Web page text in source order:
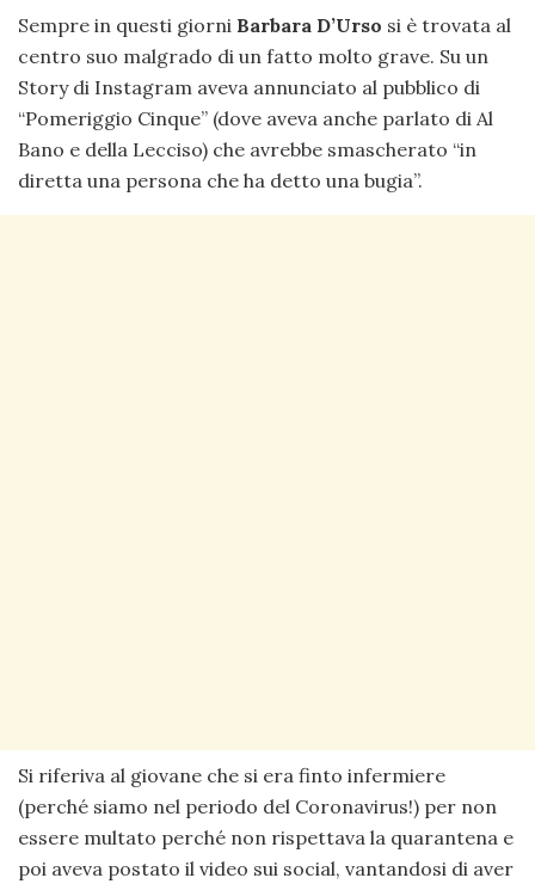
Sempre in questi giorni Barbara D’Urso si è trovata al
centro suo malgrado di un fatto molto grave. Su un
Story di Instagram aveva annunciato al pubblico di
“Pomeriggio Cinque” (dove aveva anche parlato di Al
Bano e della Lecciso) che avrebbe smascherato “in
diretta una persona che ha detto una bugia”.
Si riferiva al giovane che si era finto infermiere
(perché siamo nel periodo del Coronavirus!) per non
essere multato perché non rispettava la quarantena e
poi aveva postato il video sui social, vantandosi di aver